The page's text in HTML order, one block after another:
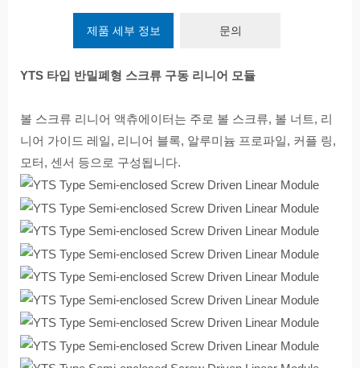
제품 세부 정보 문의
YTS 타입 반밀폐형 스크류 구동 리니어 모듈
볼 스크류 리니어 액츄에이터는 주로 볼 스크류, 볼 너트, 리
니어 가이드 레일, 리니어 블록, 알루미늄 프로파일, 커플 링,
모터, 센서 등으로 구성됩니다.